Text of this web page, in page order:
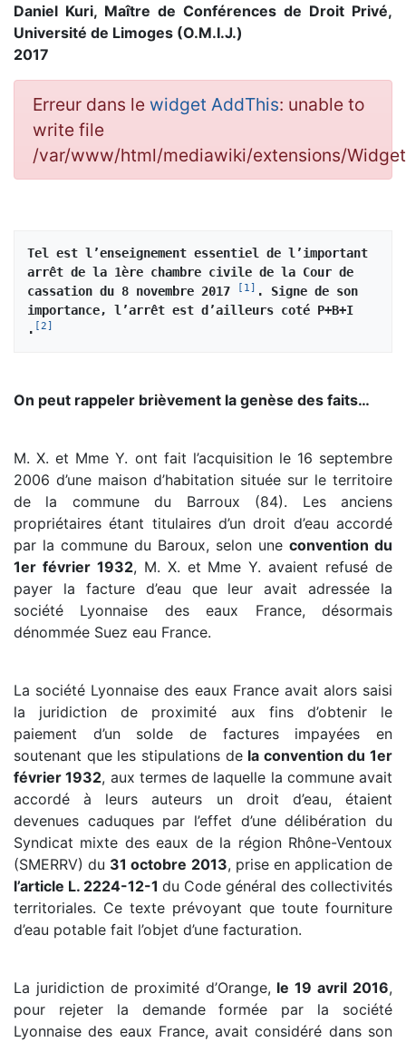
Daniel Kuri, Maître de Conférences de Droit Privé,
Université de Limoges (O.M.I.J.)
2017
Erreur dans le widget AddThis: unable to
write file
/var/www/html/mediawiki/extensions/
Tel est l’enseignement essentiel de l’important
arrêt de la 1ère chambre civile de la Cour de
cassation du 8 novembre 2017
[ 1 ] . Signe de son
importance, l’arrêt est d’ailleurs coté P+B+I
. [2]
On peut rappeler brièvement la genèse des faits…
M. X. et Mme Y. ont fait l’acquisition le 16 septembre
2006 d’une maison d’habitation située sur le territoire
de la commune du Barroux (84). Les anciens
propriétaires étant titulaires d’un droit d’eau accordé
par la commune du Baroux, selon une convention du
1er février 1932, M. X. et Mme Y. avaient refusé de
payer la facture d’eau que leur avait adressée la
société Lyonnaise des eaux France, désormais
dénommée Suez eau France.
La société Lyonnaise des eaux France avait alors saisi
la juridiction de proximité aux fins d’obtenir le
paiement d’un solde de factures impayées en
soutenant que les stipulations de la convention du 1er
février 1932, aux termes de laquelle la commune avait
accordé à leurs auteurs un droit d’eau, étaient
devenues caduques par l’effet d’une délibération du
Syndicat mixte des eaux de la région Rhône-Ventoux
(SMERRV) du 31 octobre 2013, prise en application de
l’article L. 2224-12-1 du Code général des collectivités
territoriales. Ce texte prévoyant que toute fourniture
d’eau potable fait l’objet d’une facturation.
La juridiction de proximité d’Orange, le 19 avril 2016,
pour rejeter la demande formée par la société
Lyonnaise des eaux France, avait considéré dans son